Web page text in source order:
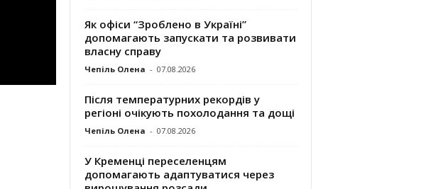
Як офіси “Зроблено в Україні”
допомагають запускaти та розвивати
власну справу
Чепіль Олена - 07.08.2026
Після температурних рекордів у
регіоні очікують похолодання та дощі
Чепіль Олена - 07.08.2026
У Кременці переселенцям
допомагають адаптуватися через